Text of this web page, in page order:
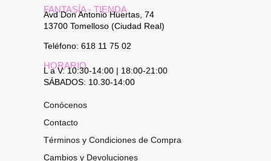
FANTASÍA - TIENDA
Avd Don Antonio Huertas, 74
13700 Tomelloso (Ciudad Real)
Teléfono: 618 11 75 02
HORARIO
L a V: 10:30-14:00 | 18:00-21:00
SÁBADOS: 10.30-14:00
Conócenos
Contacto
Términos y Condiciones de Compra
Cambios y Devoluciones